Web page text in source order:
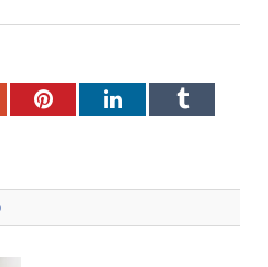
PinterestLinkedInTumblr